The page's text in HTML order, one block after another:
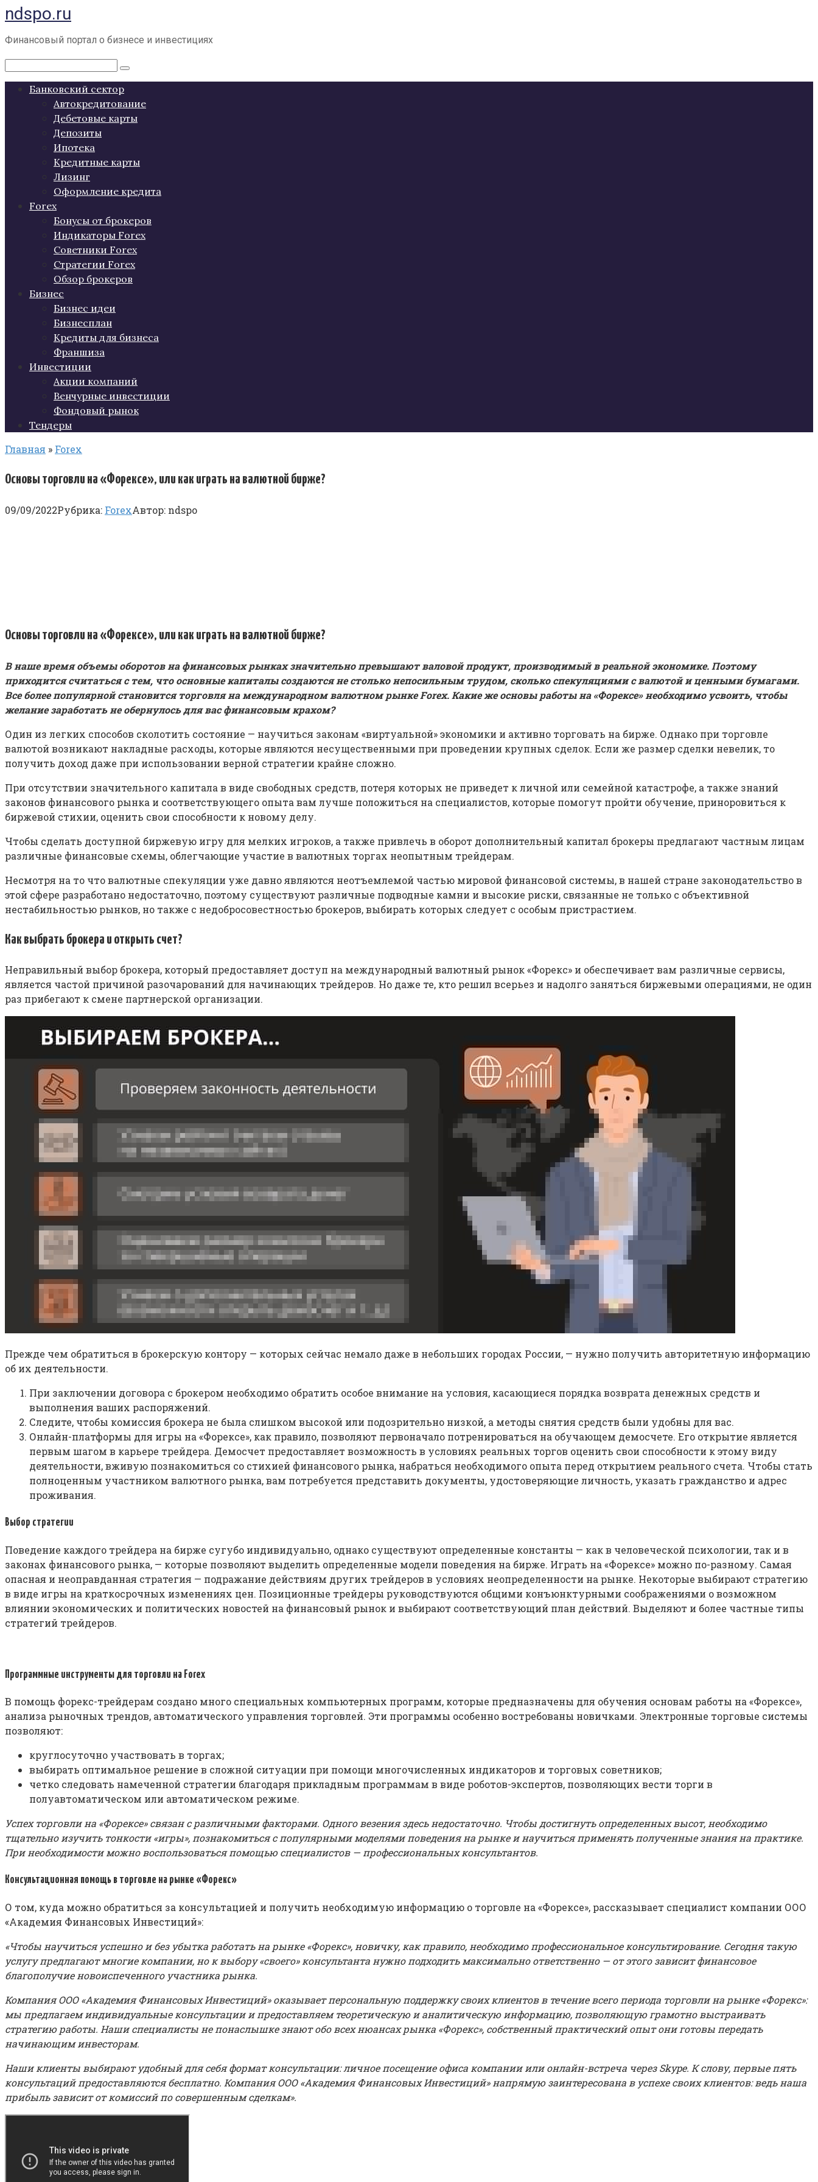
Перейти
к
контенту
ndspo.ru
Финансовый портал о бизнесе и инвестициях
Поиск:
Банковский сектор
Автокредитование
Дебетовые карты
Депозиты
Ипотека
Кредитные карты
Лизинг
Оформление кредита
Forex
Бонусы от брокеров
Индикаторы Forex
Советники Forex
Стратегии Forex
Обзор брокеров
Бизнес
Бизнес идеи
Бизнесплан
Кредиты для бизнеса
Франшиза
Инвестиции
Акции компаний
Венчурные инвестиции
Фондовый рынок
Тендеры
Главная » Forex
Основы торговли на «Форексе», или как играть на валютной бирже?
09/09/2022Рубрика: ForexАвтор: ndspo
Основы торговли на «Форексе», или как играть на валютной бирже?
В наше время объемы оборотов на финансовых рынках значительно превышают валовой продукт, производимый в реальной экономике. Поэтому
приходится считаться с тем, что основные капиталы создаются не столько непосильным трудом, сколько спекуляциями с валютой и ценными бумагами.
Все более популярной становится торговля на международном валютном рынке Forex. Какие же основы работы на «Форексе» необходимо усвоить, чтобы
желание заработать не обернулось для вас финансовым крахом?
Один из легких способов сколотить состояние — научиться законам «виртуальной» экономики и активно торговать на бирже. Однако при торговле
валютой возникают накладные расходы, которые являются несущественными при проведении крупных сделок. Если же размер сделки невелик, то
получить доход даже при использовании верной стратегии крайне сложно.
При отсутствии значительного капитала в виде свободных средств, потеря которых не приведет к личной или семейной катастрофе, а также знаний
законов финансового рынка и соответствующего опыта вам лучше положиться на специалистов, которые помогут пройти обучение, приноровиться к
биржевой стихии, оценить свои способности к новому делу.
Чтобы сделать доступной биржевую игру для мелких игроков, а также привлечь в оборот дополнительный капитал брокеры предлагают частным лицам
различные финансовые схемы, облегчающие участие в валютных торгах неопытным трейдерам.
Несмотря на то что валютные спекуляции уже давно являются неотъемлемой частью мировой финансовой системы, в нашей стране законодательство в
этой сфере разработано недостаточно, поэтому существуют различные подводные камни и высокие риски, связанные не только с объективной
нестабильностью рынков, но также с недобросовестностью брокеров, выбирать которых следует с особым пристрастием.
Как выбрать брокера и открыть счет?
Неправильный выбор брокера, который предоставляет доступ на международный валютный рынок «Форекс» и обеспечивает вам различные сервисы,
является частой причиной разочарований для начинающих трейдеров. Но даже те, кто решил всерьез и надолго заняться биржевыми операциями, не один
раз прибегают к смене партнерской организации.
Прежде чем обратиться в брокерскую контору — которых сейчас немало даже в небольших городах России, — нужно получить авторитетную информацию
об их деятельности.
При заключении договора с брокером необходимо обратить особое внимание на условия, касающиеся порядка возврата денежных средств и
выполнения ваших распоряжений.
Следите, чтобы комиссия брокера не была слишком высокой или подозрительно низкой, а методы снятия средств были удобны для вас.
Онлайн-платформы для игры на «Форексе», как правило, позволяют первоначало потренироваться на обучающем демосчете. Его открытие является
первым шагом в карьере трейдера. Демосчет предоставляет возможность в условиях реальных торгов оценить свои способности к этому виду
деятельности, вживую познакомиться со стихией финансового рынка, набраться необходимого опыта перед открытием реального счета. Чтобы стать
полноценным участником валютного рынка, вам потребуется представить документы, удостоверяющие личность, указать гражданство и адрес
проживания.
Выбор стратегии
Поведение каждого трейдера на бирже сугубо индивидуально, однако существуют определенные константы — как в человеческой психологии, так и в
законах финансового рынка, — которые позволяют выделить определенные модели поведения на бирже. Играть на «Форексе» можно по-разному. Самая
опасная и неоправданная стратегия — подражание действиям других трейдеров в условиях неопределенности на рынке. Некоторые выбирают стратегию
в виде игры на краткосрочных изменениях цен. Позиционные трейдеры руководствуются общими конъюнктурными соображениями о возможном
влиянии экономических и политических новостей на финансовый рынок и выбирают соответствующий план действий. Выделяют и более частные типы
стратегий трейдеров.
Программные инструменты для торговли на Forex
В помощь форекс-трейдерам создано много специальных компьютерных программ, которые предназначены для обучения основам работы на «Форексе»,
анализа рыночных трендов, автоматического управления торговлей. Эти программы особенно востребованы новичками. Электронные торговые системы
позволяют:
круглосуточно участвовать в торгах;
выбирать оптимальное решение в сложной ситуации при помощи многочисленных индикаторов и торговых советников;
четко следовать намеченной стратегии благодаря прикладным программам в виде роботов-экспертов, позволяющих вести торги в
полуавтоматическом или автоматическом режиме.
Успех торговли на «Форексе» связан с различными факторами. Одного везения здесь недостаточно. Чтобы достигнуть определенных высот, необходимо
тщательно изучить тонкости «игры», познакомиться с популярными моделями поведения на рынке и научиться применять полученные знания на практике.
При необходимости можно воспользоваться помощью специалистов — профессиональных консультантов.
Консультационная помощь в торговле на рынке «Форекс»
О том, куда можно обратиться за консультацией и получить необходимую информацию о торговле на «Форексе», рассказывает специалист компании ООО
«Академия Финансовых Инвестиций»:
«Чтобы научиться успешно и без убытка работать на рынке «Форекс», новичку, как правило, необходимо профессиональное консультирование. Сегодня такую
услугу предлагают многие компании, но к выбору «своего» консультанта нужно подходить максимально ответственно — от этого зависит финансовое
благополучие новоиспеченного участника рынка.
Компания ООО «Академия Финансовых Инвестиций» оказывает персональную поддержку своих клиентов в течение всего периода торговли на рынке «Форекс»:
мы предлагаем индивидуальные консультации и предоставляем теоретическую и аналитическую информацию, позволяющую грамотно выстраивать
стратегию работы. Наши специалисты не понаслышке знают обо всех нюансах рынка «Форекс», собственный практический опыт они готовы передать
начинающим инвесторам.
Наши клиенты выбирают удобный для себя формат консультации: личное посещение офиса компании или онлайн-встреча через Skype. К слову, первые пять
консультаций предоставляются бесплатно. Компания ООО «Академия Финансовых Инвестиций» напрямую заинтересована в успехе своих клиентов: ведь наша
прибыль зависит от комиссий по совершенным сделкам».